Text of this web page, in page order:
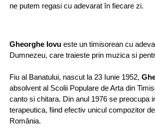
ne putem regasi cu adevarat în fiecare zi.
Gheorghe Iovu este un timisorean cu
Dumnezeu, care traieste prin muzica si
Fiu al Banatului, nascut la 23 Iunie 1952,
absolvent al Scolii Populare de Arta din
canto si chitara. Din anul 1976 se preocupa
terapeutica, fiind efectiv unicul compozitor
România.